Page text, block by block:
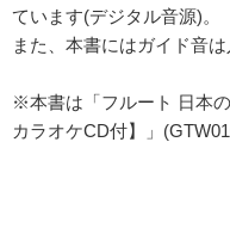
ています(デジタル音源)。
また、本書にはガイド音は
※本書は「フルート 日本
カラオケCD付】」